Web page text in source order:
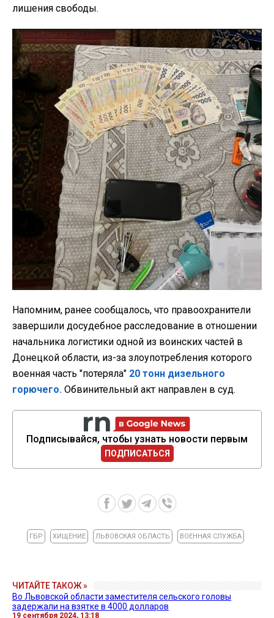
лишения свободы.
Напомним, ранее сообщалось, что правоохранители
завершили досудебное расследование в отношении
начальника логистики одной из воинских частей в
Донецкой области, из-за злоупотребления которого
военная часть "потеряла" 20 тонн дизельного
горючего. Обвинительный акт направлен в суд.
Подписывайся, чтобы узнать новости первым
ПОДПИСАТЬСЯ
ГБР ХИЩЕНИЕ ЛЬВОВСКАЯ ОБЛАСТЬ ВОЕННАЯ СЛУЖБА
ЧИТАЙТЕ ТАКОЖ »
Во Львовской области заместителя сельского головы
задержали на взятке в 4000 долларов
19 сентября 2024, 13:18